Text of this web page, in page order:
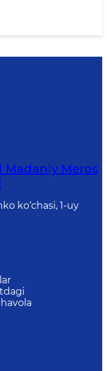
Madaniy Meros
ko‘chasi, 1-uy